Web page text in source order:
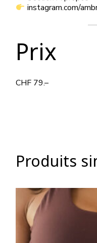
instagram.com/
Prix
CHF 79.–
Produits